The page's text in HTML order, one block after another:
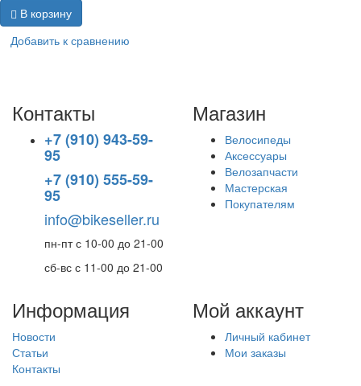
В корзину
Добавить к сравнению
Контакты
+7 (910) 943-59-
95
+7 (910) 555-59-
95
info@bikeseller.ru
пн-пт с 10-00 до 21-00
сб-вс с 11-00 до 21-00
Магазин
Велосипеды
Аксессуары
Велозапчасти
Мастерская
Покупателям
Информация
Новости
Статьи
Контакты
Мой аккаунт
Личный кабинет
Мои заказы